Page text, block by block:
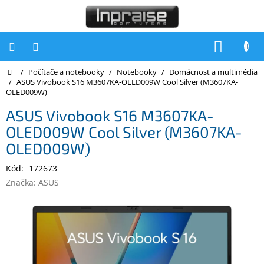
Počítače
Počítače
Notebooky
Tiskárny
Domů
/ Počítače a notebooky / Notebooky / Domácnost a multimédia
/ ASUS Vivobook S16 M3607KA-OLED009W Cool Silver (M3607KA-
OLED009W)
ASUS Vivobook S16 M3607KA-
OLED009W Cool Silver (M3607KA-
OLED009W)
Kód: 172673
Značka: ASUS